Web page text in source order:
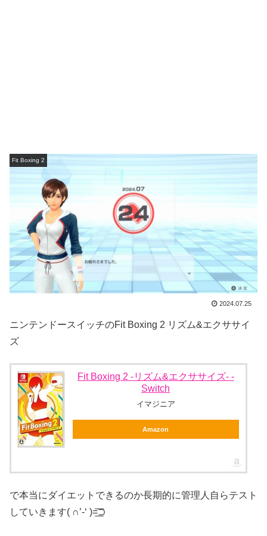
Fit Boxing 2
2024.07.25
ニンテンドースイッチのFit Boxing 2 リズム&エクササイ
ズ
Fit Boxing 2 -リズム&エクササイズ- -
Switch
イマジニア
Amazon
で本当にダイエットできるのか長期的に管理人自らテスト
していきます( ∩’-‘ )=͟͟͞͞⊃